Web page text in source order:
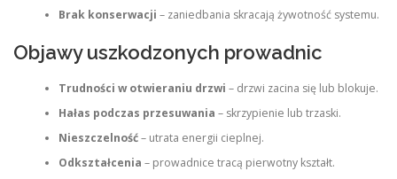
Brak konserwacji – zaniedbania skracają żywotność systemu.
Objawy uszkodzonych prowadnic
Trudności w otwieraniu drzwi – drzwi zacina się lub blokuje.
Hałas podczas przesuwania – skrzypienie lub trzaski.
Nieszczelność– utrata energii cieplnej.
Odkształcenia – prowadnice tracą pierwotny kształt.